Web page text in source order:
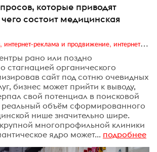
которые приводят
состоит медицинская
Digital (web-дизайн, интернет-реклама и продвижение, интернет-сообщества и блоги, интернет-коммуникации, мобильный маркетинг, реклама на цифровых экранах)
рано или поздно
стагнацией органического
сайт под сотню очевидных
бизнес может прийти к выводу,
свой потенциал в поисковой
реальный объём сформированного
нише значительно шире.
многопрофильной клиники
ядро может... подробнее